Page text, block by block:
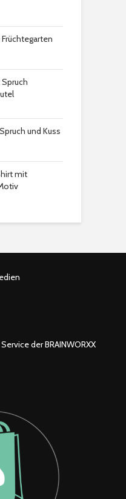
und Kuss
mit
der BRAINWORXX